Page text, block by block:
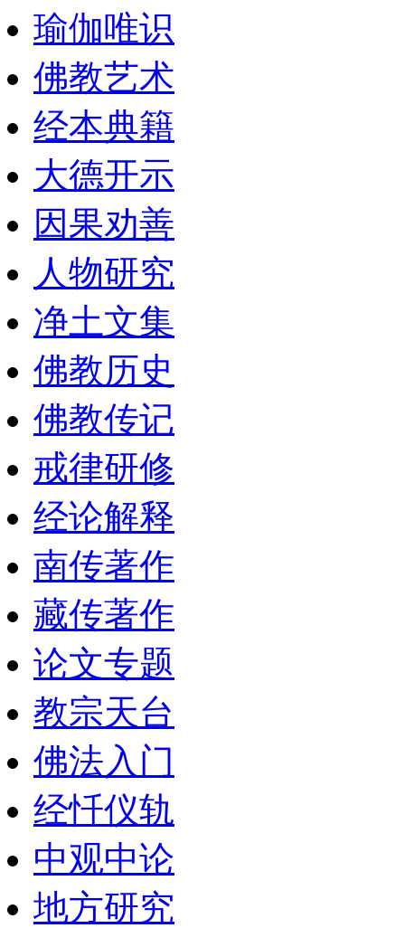
瑜伽唯识
佛教艺术
经本典籍
大德开示
因果劝善
人物研究
净土文集
佛教历史
佛教传记
戒律研修
经论解释
南传著作
藏传著作
论文专题
教宗天台
佛法入门
经忏仪轨
中观中论
地方研究